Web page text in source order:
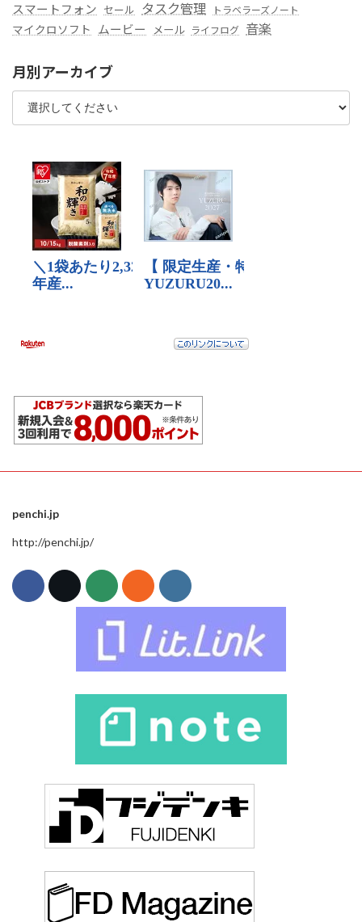
スマートフォン セール タスク管理 トラベラーズノート
マイクロソフト ムービー メール ライフログ 音楽
月別アーカイブ
penchi.jp
http://penchi.jp/